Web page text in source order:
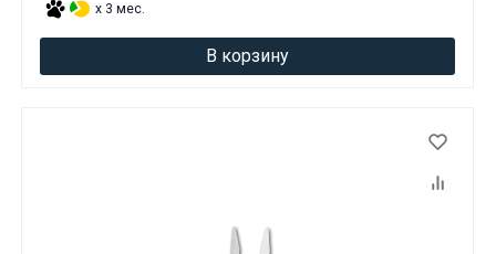
x 3 мес.
В корзину